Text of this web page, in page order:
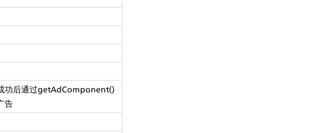
功后通过getAdComponent()
告